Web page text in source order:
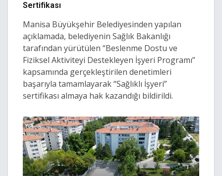
Sertifikası
Manisa Büyükşehir Belediyesinden yapılan
açıklamada, belediyenin Sağlık Bakanlığı
tarafından yürütülen “Beslenme Dostu ve
Fiziksel Aktiviteyi Destekleyen İşyeri Programı”
kapsamında gerçekleştirilen denetimleri
başarıyla tamamlayarak “Sağlıklı İşyeri”
sertifikası almaya hak kazandığı bildirildi.